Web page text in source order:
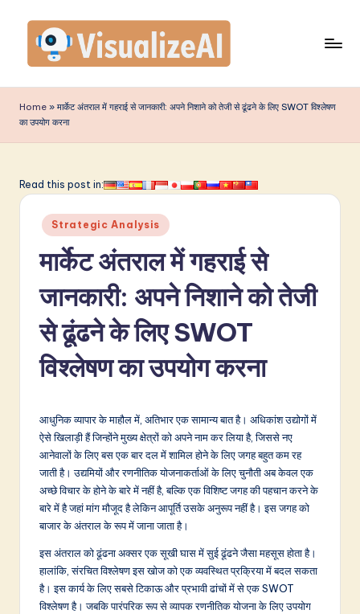
content
is
u
li
A
d
-
L
a
e
Home » मार्केट अंतराल में गहराई से जानकारी: अपने निशाने को तेजी से ढूंढने के लिए SWOT विश्लेषण
का उपयोग करना
Read this post in:
Posted
in
Strategic Analysis
मार्केट अंतराल में गहराई से
जानकारी: अपने निशाने को तेजी
से ढूंढने के लिए SWOT
विश्लेषण का उपयोग करना
आधुनिक व्यापार के माहौल में, अतिभार एक सामान्य बात है। अधिकांश उद्योगों में
ऐसे खिलाड़ी हैं जिन्होंने मुख्य क्षेत्रों को अपने नाम कर लिया है, जिससे नए
आनेवालों के लिए बस एक बार दल में शामिल होने के लिए जगह बहुत कम रह
जाती है। उद्यमियों और रणनीतिक योजनाकर्ताओं के लिए चुनौती अब केवल एक
अच्छे विचार के होने के बारे में नहीं है, बल्कि एक विशिष्ट जगह की पहचान करने के
बारे में है जहां मांग मौजूद है लेकिन आपूर्ति उसके अनुरूप नहीं है। इस जगह को
बाजार के अंतराल के रूप में जाना जाता है।
इस अंतराल को ढूंढना अक्सर एक सूखी घास में सुई ढूंढने जैसा महसूस होता है।
हालांकि, संरचित विश्लेषण इस खोज को एक व्यवस्थित प्रक्रिया में बदल सकता
है। इस कार्य के लिए सबसे टिकाऊ और प्रभावी ढांचों में से एक SWOT
विश्लेषण है। जबकि पारंपरिक रूप से व्यापक रणनीतिक योजना के लिए उपयोग